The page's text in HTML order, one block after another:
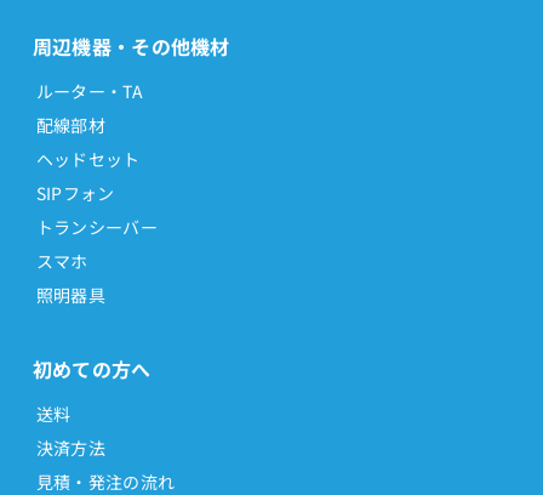
周辺機器・その他機材
ルーター・TA
配線部材
ヘッドセット
SIPフォン
トランシーバー
スマホ
照明器具
初めての方へ
送料
決済方法
見積・発注の流れ